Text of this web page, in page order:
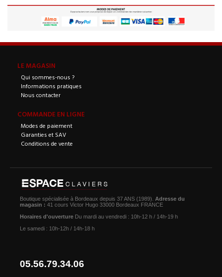
LE MAGASIN
Qui sommes-nous ?
Informations pratiques
Nous contacter
COMMANDE EN LIGNE
Modes de paiement
Garanties et SAV
Conditions de vente
Boutique spécialisée à Bordeaux depuis 37 ANS (1989). Adresse du
magasin : 41 cours Victor Hugo 33000 Bordeaux FRANCE
Horaires d'ouverture Du mardi au vendredi : 10h-12 h / 14h-19 h
Le samedi : 10h-12h / 14h-18 h
05.56.79.34.06